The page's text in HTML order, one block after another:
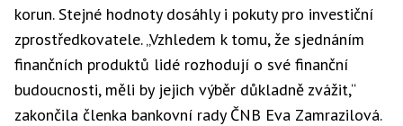
korun. Stejné hodnoty dosáhly i pokuty pro investiční
zprostředkovatele. „Vzhledem k tomu, že sjednáním
finančních produktů lidé rozhodují o své finanční
budoucnosti, měli by jejich výběr důkladně zvážit,“
zakončila členka bankovní rady ČNB Eva Zamrazilová.